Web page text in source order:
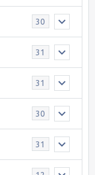
30
31
31
30
31